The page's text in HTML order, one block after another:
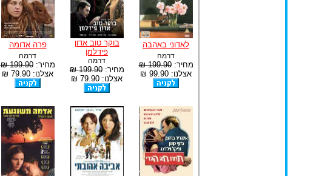
לאדוני באהבה
דרמה
מחיר:199.90 ₪
אצלנו: 99.90 ₪
בוקר טוב אדון
פידלמן
דרמה
מחיר:199.90 ₪
אצלנו: 79.90 ₪
פרה אדומה
דרמה
מחיר:199.90 ₪
אצלנו: 79.90 ₪